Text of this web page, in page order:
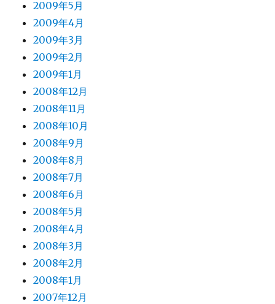
2009年5月
2009年4月
2009年3月
2009年2月
2009年1月
2008年12月
2008年11月
2008年10月
2008年9月
2008年8月
2008年7月
2008年6月
2008年5月
2008年4月
2008年3月
2008年2月
2008年1月
2007年12月